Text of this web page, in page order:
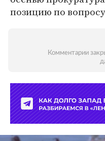
позицию по
Комментарии